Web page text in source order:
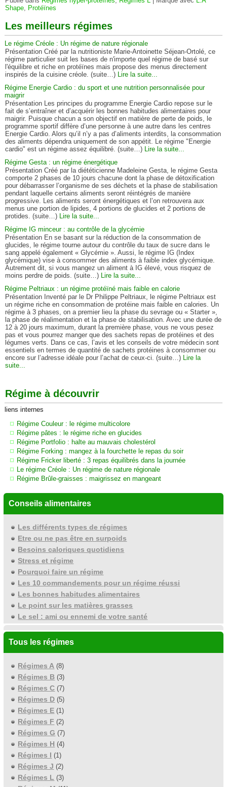
Shape, Protéïnes
Les meilleurs régimes
Le régime Créole : Un régime de nature régionale
Présentation Créé par la nutritioniste Marie-Antoinette Séjean-Ortolé, ce
régime particulier suit les bases de n'importe quel régime de basé sur
l'équilibre et riche en protéïnes mais propose des menus directement
inspirés de la cuisine créole. (suite…) Lire la suite...
Régime Energie Cardio : du sport et une nutrition personnalisée pour
maigrir
Présentation Les principes du programme Energie Cardio repose sur le
fait de s’entraîner et d’acquérir les bonnes habitudes alimentaires pour
maigrir. Puisque chacun a son objectif en matière de perte de poids, le
programme sportif diffère d’une personne à une autre dans les centres
Energie Cardio. Alors qu’il n’y a pas d’aliments interdits, la consommation
des aliments dépendra uniquement de son appétit. Le régime "Energie
cardio" est un régime assez équilibré. (suite…) Lire la suite...
Régime Gesta : un régime énergétique
Présentation Créé par la diététicienne Madeleine Gesta, le régime Gesta
comporte 2 phases de 10 jours chacune dont la phase de détoxification
pour débarrasser l’organisme de ses déchets et la phase de stabilisation
pendant laquelle certains aliments seront réintégrés de manière
progressive. Les aliments seront énergétiques et l’on retrouvera aux
menus une portion de lipides, 4 portions de glucides et 2 portions de
protides. (suite…) Lire la suite...
Régime IG minceur : au contrôle de la glycémie
Présentation En se basant sur la réduction de la consommation de
glucides, le régime tourne autour du contrôle du taux de sucre dans le
sang appelé également « Glycémie ». Aussi, le régime IG (Index
glycémique) vise à consommer des aliments à faible index glycémique.
Autrement dit, si vous mangez un aliment à IG élevé, vous risquez de
moins perdre de poids. (suite…) Lire la suite...
Régime Peltriaux : un régime protéïné mais faible en calorie
Présentation Inventé par le Dr Philippe Peltriaux, le régime Peltriaux est
un régime riche en consommation de protéine mais faible en calories. Un
régime à 3 phases, on a premier lieu la phase du sevrage ou « Starter »,
la phase de réalimentation et la phase de stabilisation. Avec une durée de
12 à 20 jours maximum, durant la première phase, vous ne vous pesez
pas et vous pourrez manger que des sachets repas de protéines et des
légumes verts. Dans ce cas, l’avis et les conseils de votre médecin sont
essentiels en termes de quantité de sachets protéines à consommer ou
encore sur l’adresse idéale pour l’achat de ceux-ci. (suite…) Lire la
suite...
Régime à découvrir
liens internes
Régime Couleur : le régime multicolore
Régime pâtes : le régime riche en glucides
Régime Portfolio : halte au mauvais cholestérol
Régime Forking : mangez à la fourchette le repas du soir
Régime Fricker liberté : 3 repas équilibrés dans la journée
Le régime Créole : Un régime de nature régionale
Régime Brûle-graisses : maigrissez en mangeant
Conseils alimentaires
Les différents types de régimes
Etre ou ne pas être en surpoids
Besoins caloriques quotidiens
Stress et régime
Pourquoi faire un régime
Les 10 commandements pour un régime réussi
Les bonnes habitudes alimentaires
Le point sur les matières grasses
Le sel : ami ou ennemi de votre santé
Tous les régimes
Régimes A (8)
Régimes B (3)
Régimes C (7)
Régimes D (5)
Régimes E (1)
Régimes F (2)
Régimes G (7)
Régimes H (4)
Régimes I (1)
Régimes J (2)
Régimes L (3)